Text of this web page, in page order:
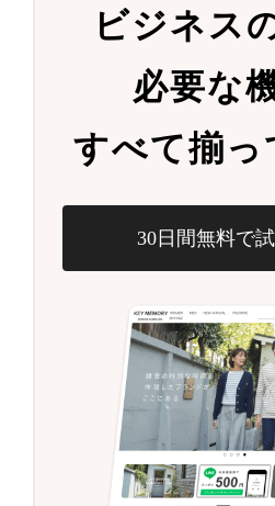
ビジネス
必要な
すべて揃っ
30日間無料で